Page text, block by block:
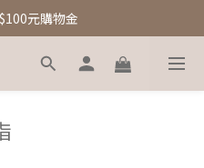
元購物金
元購物金
滿額享免運優惠
元購物金